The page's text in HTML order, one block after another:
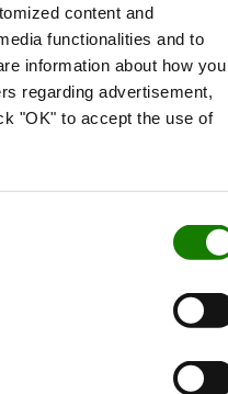
content and
functionalities and to
information about how you
regarding advertisement,
"OK" to accept the use of
er den ideelle
på bygge-
er en meget
skaber en
sikker afstand.
væsentligt
fodgængere om